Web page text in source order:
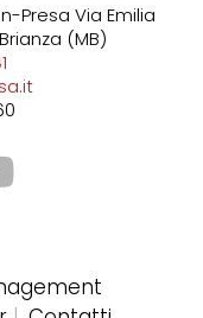
Presa Via Emilia
(MB)